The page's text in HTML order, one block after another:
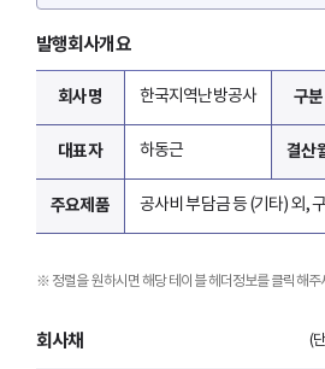
발행회사개요
회사명 한국지역난방공사 구분
대표자 하동근 결산
주요제품 공사비 부담금 등 (기타) 외,
정렬을 원하시면 해당 테이블 헤더정보를 클릭해주
회사채 (